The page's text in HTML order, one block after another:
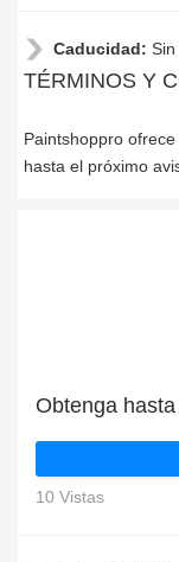
Caducidad:
TÉRMINOS Y
Paintshoppro
hasta el próximo
10 Vistas